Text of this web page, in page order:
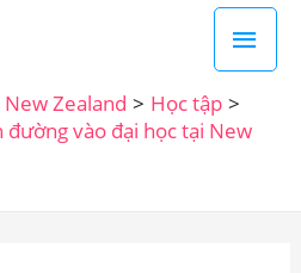
New Zealand
Học tập
đường vào đại học tại New